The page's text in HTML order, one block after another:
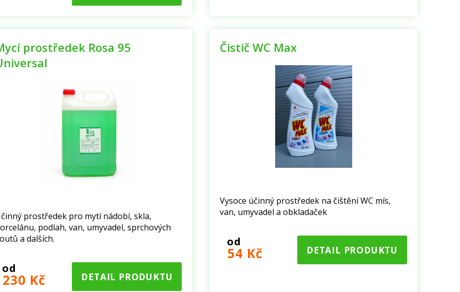
prostředek Rosa 95
prostředek pro mytí nádobí, skla,
podlah, van, umyvadel, sprchových
a dalších.
od
230 Kč DETAIL PRODUKTU
Čistič WC Max
Vysoce účinný prostředek na čištění WC mís,
van, umyvadel a obkladaček
od
54 Kč DETAIL PRODUKTU